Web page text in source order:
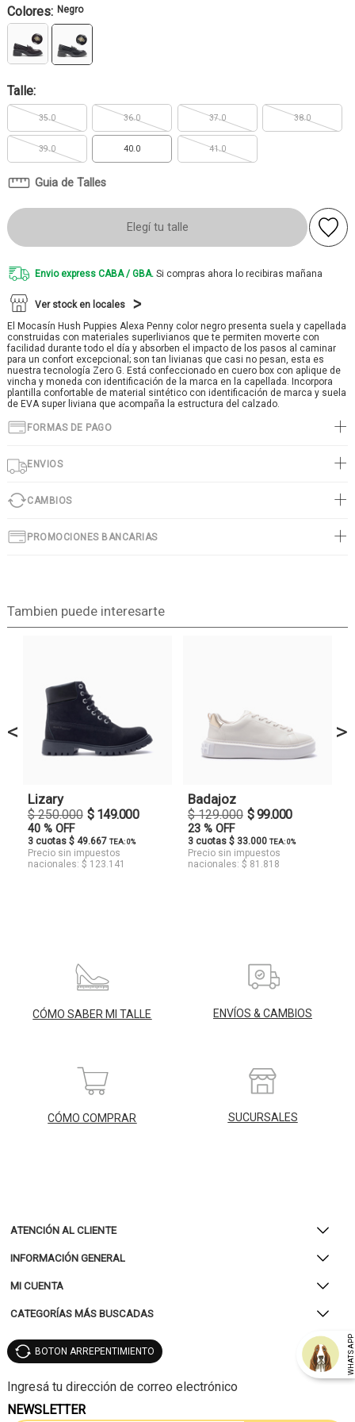
Colores: Negro
Talle:
35.0 36.0 37.0 38.0
39.0 40.0 41.0
Guia de Talles
Elegí tu talle
Envio express CABA / GBA. Si compras ahora lo recibiras mañana
Ver stock en locales
El Mocasín Hush Puppies Alexa Penny color negro presenta suela y capellada
construidas con materiales superlivianos que te permiten moverte con
facilidad durante todo el día y absorben el impacto de los pasos al caminar
para un confort excepcional; son tan livianas que casi no pesan, esta es
nuestra tecnología Zero G. Está confeccionado en cuero box con aplique de
vincha y moneda con identificación de la marca en la capellada. Incorpora
plantilla confortable de material sintético con identificación de marca y suela
de EVA super liviana que acompaña la estructura del calzado.
FORMAS DE PAGO
ENVIOS
CAMBIOS
PROMOCIONES BANCARIAS
Tambien puede interesarte
<
Lizary
$ 250.000 $ 149.000
40 % OFF
3 cuotas $ 49.667 TEA: 0%
Precio sin impuestos
nacionales: $ 123.141
Badajoz
$ 129.000 $ 99.000
23 % OFF
3 cuotas $ 33.000 TEA: 0%
Precio sin impuestos
nacionales: $ 81.818
>
CÓMO SABER MI TALLE ENVÍOS & CAMBIOS
CÓMO COMPRAR SUCURSALES
ATENCIÓN AL CLIENTE
INFORMACIÓN GENERAL
MI CUENTA
CATEGORÍAS MÁS BUSCADAS
WHATSAPP
BOTON ARREPENTIMIENTO
NEWSLETTER